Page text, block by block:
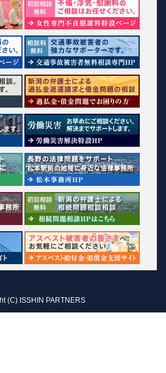
(C) ISSHIN PARTNERS